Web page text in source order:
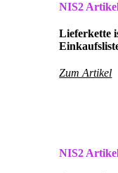
NIS2
Lieferkette
Zum Artikel
NIS2